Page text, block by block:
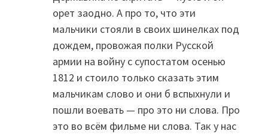
орет заодно. А про то, что эти
мальчики стояли в своих шинелках под
дождем, провожая полки Русской
армии на войну с супостатом осенью
1812 и стоило только сказать этим
мальчикам слово и они б вспыхнули и
пошли воевать — про это ни слова. Про
это во всём фильме ни слова. Так у нас